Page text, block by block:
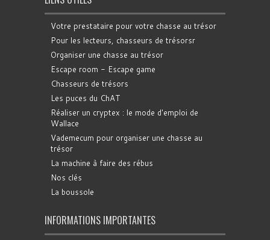
Votre prestataire pour votre chasse au trésor
Pour les lecteurs, chasseurs de trésorsr
Organiser une chasse au trésor
Escape room - Escape game
Chasseurs de trésors
Les puces du ChAT
Réaliser un cryptex : le mode d'emploi de
Wallace
Vademecum pour organiser une chasse au
trésor
La machine à faire des rébus
Nos clés
La boussole
INFORMATIONS IMPORTANTES